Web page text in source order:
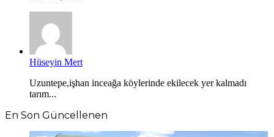
Hüseyin Mert
Uzuntepe,işhan inceağa köylerinde ekilecek yer kalmadı
tarım...
En Son Güncellenen